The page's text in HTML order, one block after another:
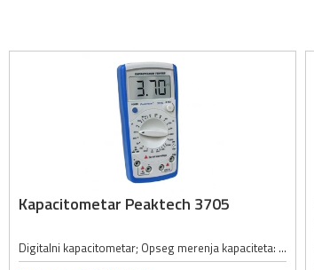
Kapacitometar Peaktech 3705
Digitalni kapacitometar; Opseg merenja kapaciteta: 200pF, 2nF, 20nF, 200nF, 2µF, 20µF, 200µF, 2mF, 20mF; Tačnost merenja kapaciteta: ±0.5% + 10 cifara; Opseg merenja otpornosti: 20Ω, 200Ω, 2kΩ, 20kΩ, 200kΩ, 2MΩ, 20MΩ, 200MΩ,...